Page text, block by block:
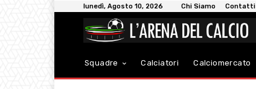
lunedì, Agosto 10, 2026 Chi Siamo Contatti
Squadre Calciatori Calciomercato